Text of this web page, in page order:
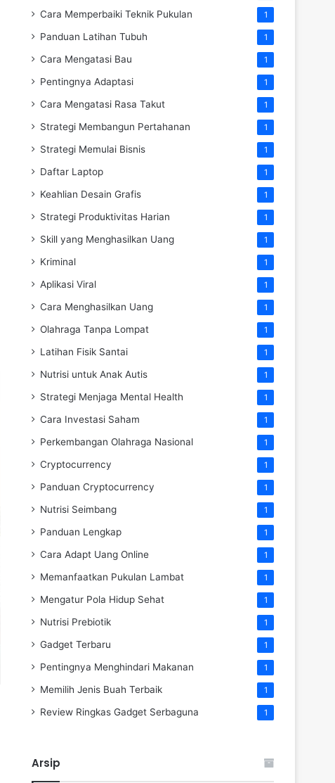
Cara Memperbaiki Teknik Pukulan 1
Panduan Latihan Tubuh 1
Cara Mengatasi Bau 1
Pentingnya Adaptasi 1
Cara Mengatasi Rasa Takut 1
Strategi Membangun Pertahanan 1
Strategi Memulai Bisnis 1
Daftar Laptop 1
Keahlian Desain Grafis 1
Strategi Produktivitas Harian 1
Skill yang Menghasilkan Uang 1
Kriminal 1
Aplikasi Viral 1
Cara Menghasilkan Uang 1
Olahraga Tanpa Lompat 1
Latihan Fisik Santai 1
Nutrisi untuk Anak Autis 1
Strategi Menjaga Mental Health 1
Cara Investasi Saham 1
Perkembangan Olahraga Nasional 1
Cryptocurrency 1
Panduan Cryptocurrency 1
Nutrisi Seimbang 1
Panduan Lengkap 1
Cara Adapt Uang Online 1
Memanfaatkan Pukulan Lambat 1
Mengatur Pola Hidup Sehat 1
Nutrisi Prebiotik 1
Gadget Terbaru 1
Pentingnya Menghindari Makanan 1
Memilih Jenis Buah Terbaik 1
Review Ringkas Gadget Serbaguna 1
Arsip